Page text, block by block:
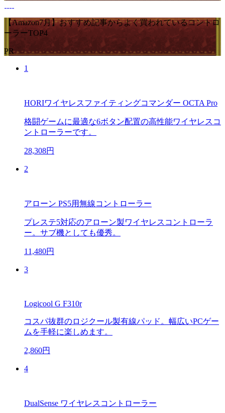
【Amazon7月】おすすめ記事からよく買われているコントロ
ーラーTOP4
PR
1
HORIワイヤレスファイティングコマンダー OCTA Pro
格闘ゲームに最適な6ボタン配置の高性能ワイヤレスコ
ントローラーです。
28,308円
2
アローン PS5用無線コントローラー
プレステ5対応のアローン製ワイヤレスコントローラ
ー。サブ機としても優秀。
11,480円
3
Logicool G F310r
コスパ抜群のロジクール製有線パッド。幅広いPCゲー
ムを手軽に楽しめます。
2,860円
4
DualSense ワイヤレスコントローラー